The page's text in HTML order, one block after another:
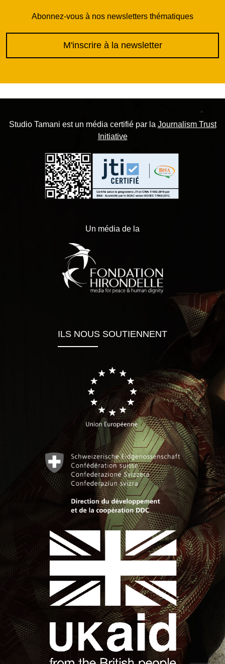
Abonnez-vous à nos newsletters thématiques
M'inscrire à la newsletter
Studio Tamani est un média certifié par la Journalism Trust
Initiative
Un média de la
ILS NOUS SOUTIENNENT